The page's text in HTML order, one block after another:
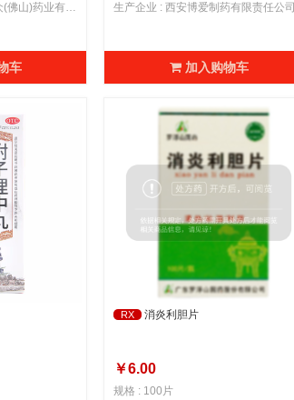
生产企业 : 国药集团德众(佛山)药业有限公司
车
生产企业 : 西安博爱制药有限责任公司
加入购物车
RX 消炎利胆片
￥6.00
规格 : 100片